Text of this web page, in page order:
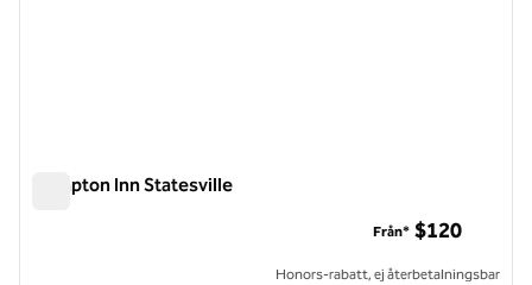
Hampton Inn Statesville
Från* $120
Honors-rabatt, ej återbetalningsbar